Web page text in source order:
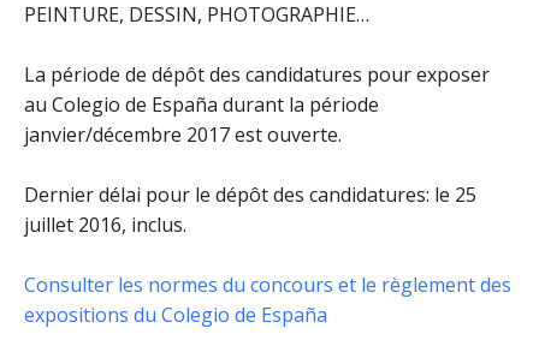
PEINTURE, DESSIN, PHOTOGRAPHIE…
La période de dépôt des candidatures pour exposer
au Colegio de España durant la période
janvier/décembre 2017 est ouverte.
Dernier délai pour le dépôt des candidatures: le 25
juillet 2016, inclus.
Consulter les normes du concours et le règlement des
expositions du Colegio de España